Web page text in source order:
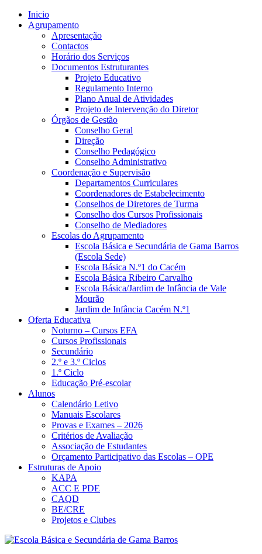
Inicio
Agrupamento
Apresentação
Contactos
Horário dos Serviços
Documentos Estruturantes
Projeto Educativo
Regulamento Interno
Plano Anual de Atividades
Projeto de Intervenção do Diretor
Órgãos de Gestão
Conselho Geral
Direção
Conselho Pedagógico
Conselho Administrativo
Coordenação e Supervisão
Departamentos Curriculares
Coordenadores de Estabelecimento
Conselhos de Diretores de Turma
Conselho dos Cursos Profissionais
Conselho de Mediadores
Escolas do Agrupamento
Escola Básica e Secundária de Gama Barros
(Escola Sede)
Escola Básica N.º1 do Cacém
Escola Básica Ribeiro Carvalho
Escola Básica/Jardim de Infância de Vale
Mourão
Jardim de Infância Cacém N.º1
Oferta Educativa
Noturno – Cursos EFA
Cursos Profissionais
Secundário
2.º e 3.º Ciclos
1.º Ciclo
Educação Pré-escolar
Alunos
Calendário Letivo
Manuais Escolares
Provas e Exames – 2026
Critérios de Avaliação
Associação de Estudantes
Orçamento Participativo das Escolas – OPE
Estruturas de Apoio
KAPA
ACC E PDE
CAQD
BE/CRE
Projetos e Clubes